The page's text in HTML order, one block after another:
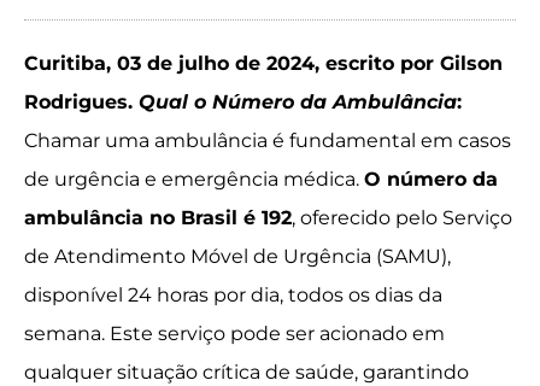
Curitiba, 03 de julho de 2024, escrito por Gilson
Rodrigues. Qual o Número da Ambulância:
Chamar uma ambulância é fundamental em casos
de urgência e emergência médica. O número da
ambulância no Brasil é 192, oferecido pelo Serviço
de Atendimento Móvel de Urgência (SAMU),
disponível 24 horas por dia, todos os dias da
semana. Este serviço pode ser acionado em
qualquer situação crítica de saúde, garantindo